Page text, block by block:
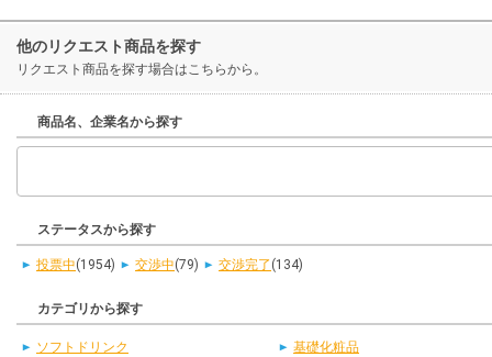
他のリクエスト商品を探す
リクエスト商品を探す場合はこちらから。
商品名、企業名から探す
ステータスから探す
投票中(1954) 交渉中(79) 交渉完了 (134)
カテゴリから探す
ソフトドリンク
基礎化粧品